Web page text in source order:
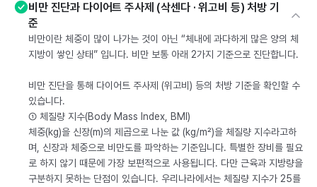
비만 진단과 다이어트 주사제 (삭센다 · 위고비 등) 처방 기
준
비만이란 체중이 많이 나가는 것이 아닌 “체내에 과다하게 많은 양의 체
지방이 쌓인 상태” 입니다. 비만 보통 아래 2가지 기준으로 진단합니다.
비만 진단을 통해 다이어트 주사제 (위고비) 등의 처방 기준을 확인할 수
있습니다.
① 체질량 지수(Body Mass Index, BMI)
체중(kg)을 신장(m)의 제곱으로 나눈 값 (kg/m²)을 체질량 지수라고하
며, 신장과 체중으로 비만도를 파악하는 기준입니다. 특별한 장비를 필요
로 하지 않기 때문에 가장 보편적으로 사용됩니다. 다만 근육과 지방량을
구분하지 못하는 단점이 있습니다. 우리나라에서는 체질량 지수가 25를